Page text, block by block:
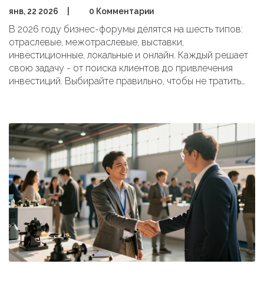
янв, 22 2026 0 Комментарии
В 2026 году бизнес-форумы делятся на шесть типов:
отраслевые, межотраслевые, выставки,
инвестиционные, локальные и онлайн. Каждый решает
свою задачу - от поиска клиентов до привлечения
инвестиций. Выбирайте правильно, чтобы не тратить